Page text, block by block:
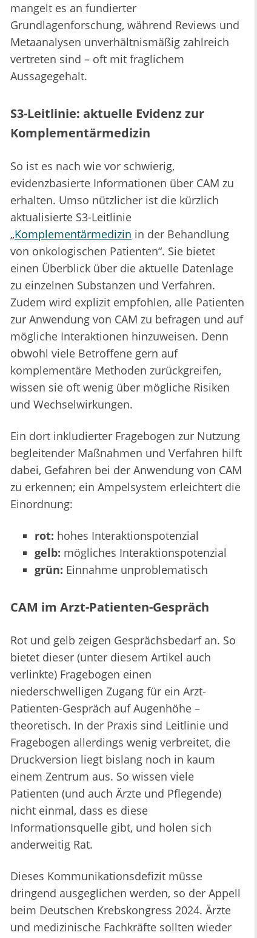
mangelt es an fundierter
Grundlagenforschung, während Reviews und
Metaanalysen unverhältnismäßig zahlreich
vertreten sind – oft mit fraglichem
Aussagegehalt.
S3-Leitlinie: aktuelle Evidenz zur
Komplementärmedizin
So ist es nach wie vor schwierig,
evidenzbasierte Informationen über CAM zu
erhalten. Umso nützlicher ist die kürzlich
aktualisierte S3-Leitlinie
„Komplementärmedizin in der Behandlung
von onkologischen Patienten“. Sie bietet
einen Überblick über die aktuelle Datenlage
zu einzelnen Substanzen und Verfahren.
Zudem wird explizit empfohlen, alle Patienten
zur Anwendung von CAM zu befragen und auf
mögliche Interaktionen hinzuweisen. Denn
obwohl viele Betroffene gern auf
komplementäre Methoden zurückgreifen,
wissen sie oft wenig über mögliche Risiken
und Wechselwirkungen.
Ein dort inkludierter Fragebogen zur Nutzung
begleitender Maßnahmen und Verfahren hilft
dabei, Gefahren bei der Anwendung von CAM
zu erkennen; ein Ampelsystem erleichtert die
Einordnung:
rot: hohes Interaktionspotenzial
gelb: mögliches Interaktionspotenzial
grün: Einnahme unproblematisch
CAM im Arzt-Patienten-Gespräch
Rot und gelb zeigen Gesprächsbedarf an. So
bietet dieser (unter diesem Artikel auch
verlinkte) Fragebogen einen
niederschwelligen Zugang für ein Arzt-
Patienten-Gespräch auf Augenhöhe –
theoretisch. In der Praxis sind Leitlinie und
Fragebogen allerdings wenig verbreitet, die
Druckversion liegt bislang noch in kaum
einem Zentrum aus. So wissen viele
Patienten (und auch Ärzte und Pflegende)
nicht einmal, dass es diese
Informationsquelle gibt, und holen sich
anderweitig Rat.
Dieses Kommunikationsdefizit müsse
dringend ausgeglichen werden, so der Appell
beim Deutschen Krebskongress 2024. Ärzte
und medizinische Fachkräfte sollten wieder